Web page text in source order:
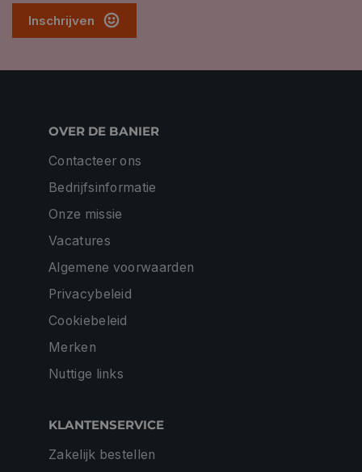
Inschrijven
OVER DE BANIER
Contacteer ons
Bedrijfsinformatie
Onze missie
Vacatures
Algemene voorwaarden
Privacybeleid
Cookiebeleid
Merken
Nuttige links
KLANTENSERVICE
Zakelijk bestellen